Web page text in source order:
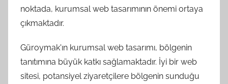
noktada, kurumsal web tasarımının önemi ortaya
çıkmaktadır.
Güroymak'ın kurumsal web tasarımı, bölgenin
tanıtımına büyük katkı sağlamaktadır. İyi bir web
sitesi, potansiyel ziyaretçilere bölgenin sunduğu